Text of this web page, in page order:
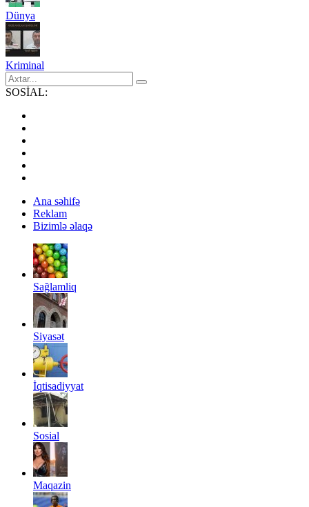
Dünya
Kriminal
SOSİAL:
Ana səhifə
Reklam
Bizimlə əlaqə
Sağlamliq
Siyasət
İqtisadiyyat
Sosial
Maqazin